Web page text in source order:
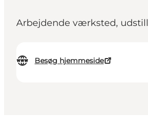
Arbejdende værksted,
Besøg hjemmeside